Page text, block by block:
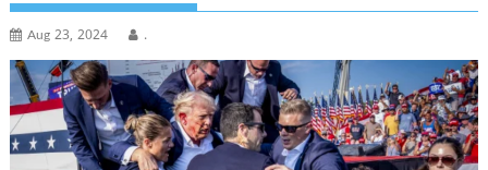
Aug 23, 2024 .